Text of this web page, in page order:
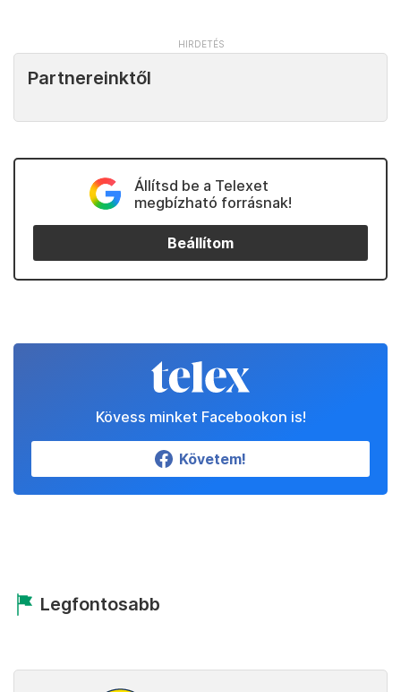
Partnereinktől
Állítsd be a Telexet
megbízható forrásnak!
Beállítom
Kövess minket Facebookon is!
Követem!
Legfontosabb